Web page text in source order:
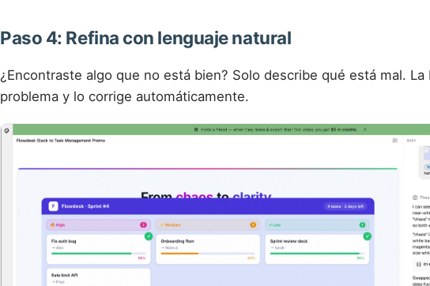
Paso 4: Refina con lenguaje natural
¿Encontraste algo que no está bien? Solo describe qué está mal. La
problema y lo corrige automáticamente.